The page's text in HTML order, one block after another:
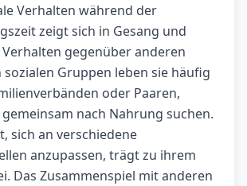
Verhalten während der
zeigt sich in Gesang und
gegenüber anderen
sozialen Gruppen leben sie häufig
oder Paaren,
nach Nahrung suchen.
sich an verschiedene
anzupassen, trägt zu ihrem
Das Zusammenspiel mit anderen